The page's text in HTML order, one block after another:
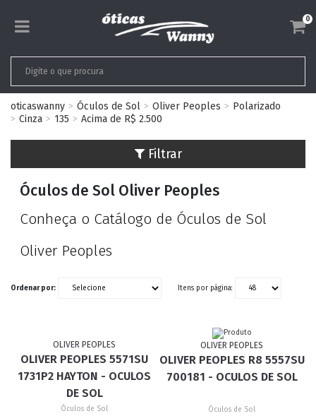
0
oticaswanny Óculos de Sol Oliver Peoples
Polarizado
Cinza
135 Acima de R$ 2.500
Filtrar
Óculos de Sol Oliver Peoples
Conheça o Catálogo de Óculos de Sol
Oliver Peoples
Ordenar por: Itens por página:
OLIVER PEOPLES
OLIVER PEOPLES 5571SU
1731P2 HAYTON - OCULOS
DE SOL
Óculos de Sol
OLIVER PEOPLES
OLIVER PEOPLES R8 5557SU
700181 - OCULOS DE SOL
Óculos de Sol